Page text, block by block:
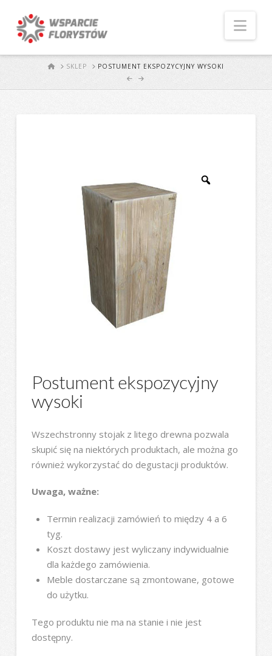
STARTSKLEP POSTUMENT EKSPOZYCYJNY WYSOKI
Postument ekspozycyjny
wysoki
Wszechstronny stojak z litego drewna pozwala
skupić się na niektórych produktach, ale można go
również wykorzystać do degustacji produktów.
Uwaga, ważne:
Termin realizacji zamówień to między 4 a 6
tyg.
Koszt dostawy jest wyliczany indywidualnie
dla każdego zamówienia.
Meble dostarczane są zmontowane, gotowe
do użytku.
Tego produktu nie ma na stanie i nie jest
dostępny.